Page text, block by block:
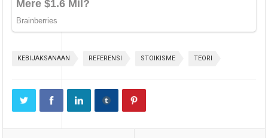
KEBIJAKSANAAN REFERENSI STOIKISME TEORI